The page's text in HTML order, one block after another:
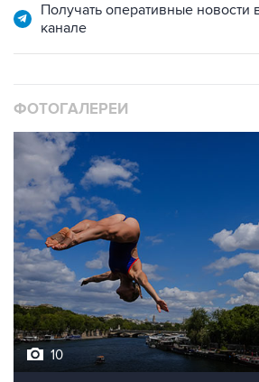
Получать оперативные
канале
ФОТОГАЛЕРЕИ
10